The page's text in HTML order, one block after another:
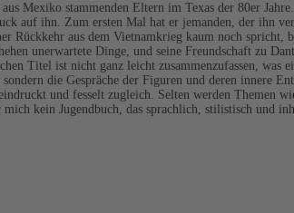
Mexiko stammenden Eltern im Texas der 80er
auf ihn. Zum ersten Mal hat er jemanden, der ihn
Rückkehr aus dem Vietnamkrieg kaum noch
unerwartete Dinge, und seine Freundschaft zu
Titel ist nicht ganz leicht zusammenzufassen,
sondern die Gespräche der Figuren und deren
und fesselt zugleich. Selten werden Themen
mich kein Jugendbuch, das sprachlich, stilistisch